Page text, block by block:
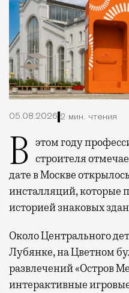
05.08.2026 2 мин. чтения
В этом году профессиональный праздник День строителя
дате в Москве
инсталляций, которые
историей знаковых
Около Центрального
Лубянке, на Цветном
развлечений «Остров
интерактивные